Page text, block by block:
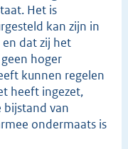
Het is
kan zijn in
dat zij het
hoger
kunnen regelen
heeft ingezet,
van
ondermaats is